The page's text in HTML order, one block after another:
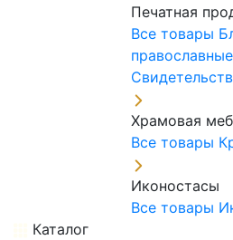
Печатная
Все товары
православные
Храмовая
Все товары
Иконостасы
Все товары
Каталог